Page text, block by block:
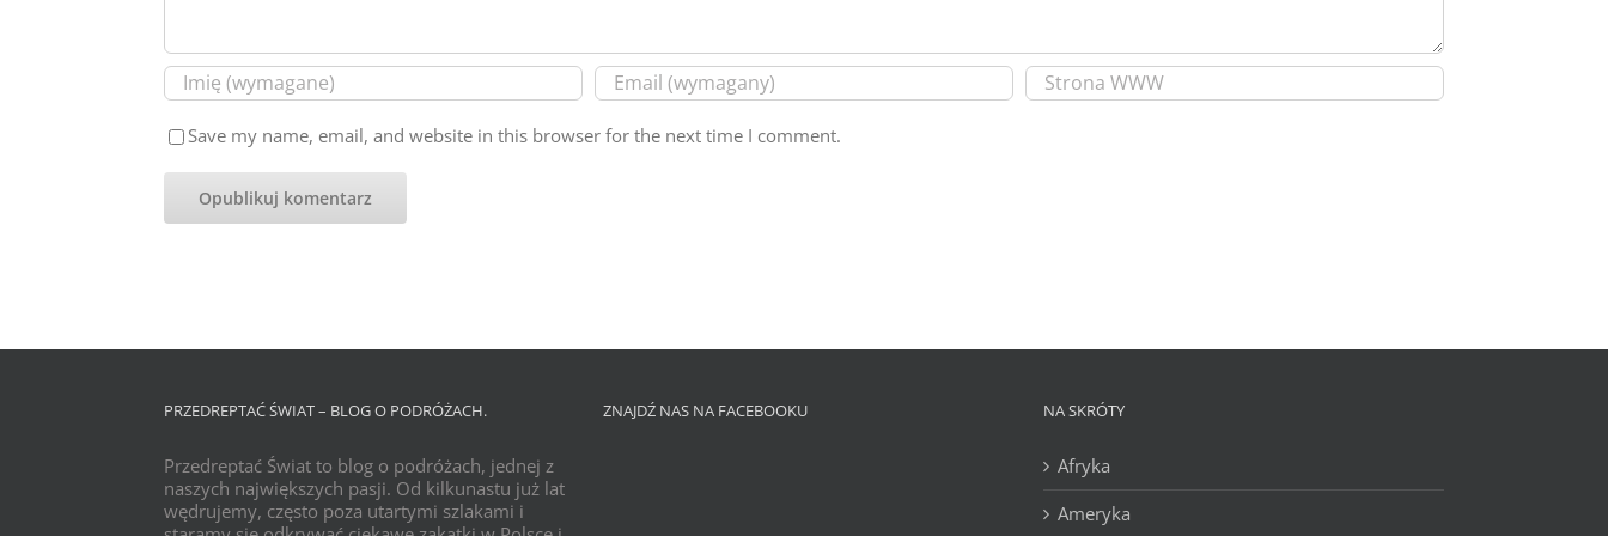
Save my name, email, and website in this browser for the next time I comment.
PRZEDREPTAĆ ŚWIAT – BLOG O PODRÓŻACH.
Przedreptać Świat to blog o podróżach, jednej z
naszych największych pasji. Od kilkunastu już lat
wędrujemy, często poza utartymi szlakami i
ZNAJDŹ NAS NA FACEBOOKU NA SKRÓTY
Afryka
Ameryka